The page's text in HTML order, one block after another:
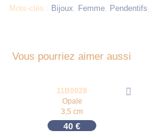
Mots-clés : Bijoux, Femme, Pendentifs,
Vous pourriez aimer aussi
11B0028
Opale
3,5 cm
40 €